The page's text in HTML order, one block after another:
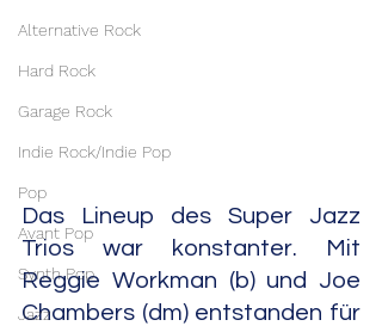
Alternative Rock
Hard Rock
Garage Rock
Indie Rock/Indie Pop
Pop
Avant Pop
Synth Pop
Jazz
Das Lineup des Super Jazz
Trios war konstanter. Mit
Reggie Workman (b) und Joe
Chambers (dm) entstanden für